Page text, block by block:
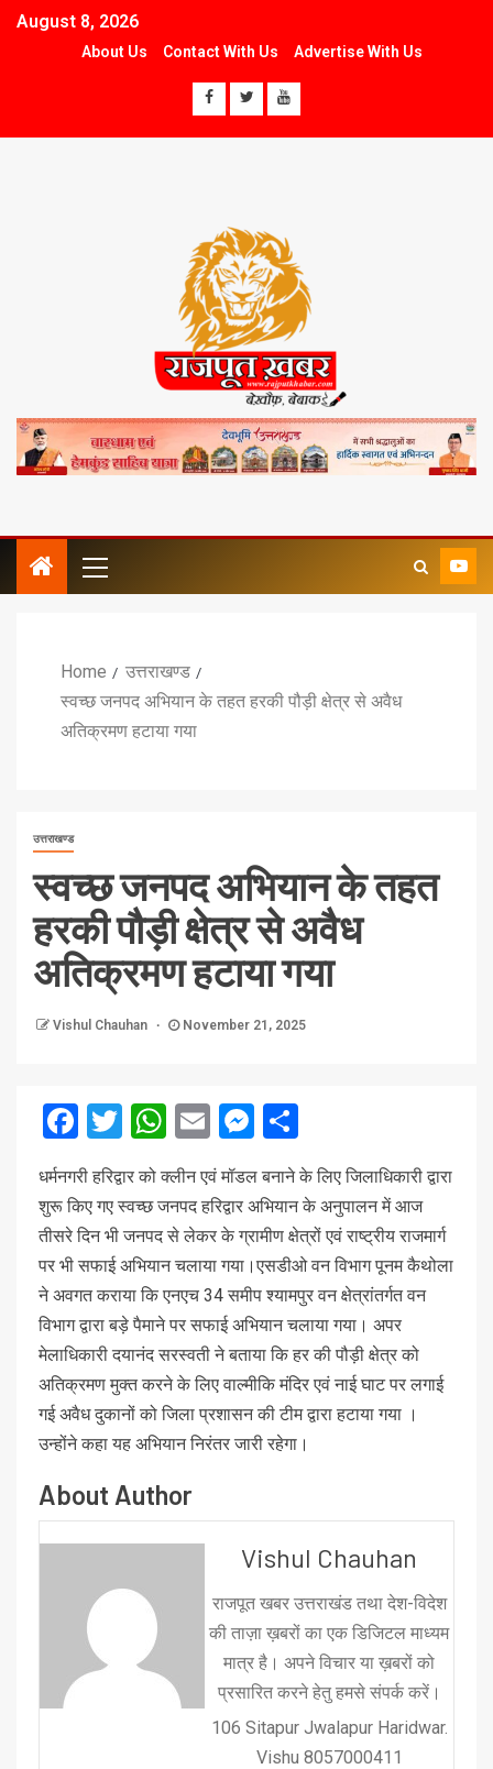
August 8, 2026
About Us Contact With Us Advertise With Us
Home
उत्तराखण्ड
स्वच्छ जनपद अभियान के तहत हरकी पौड़ी क्षेत्र से अवैध
अतिक्रमण हटाया गया
उत्तराखण्ड
स्वच्छ जनपद अभियान के तहत
हरकी पौड़ी क्षेत्र से अवैध
अतिक्रमण हटाया गया
Vishul Chauhan November 21, 2025
Facebook
Twitter
WhatsApp
EmailMessenger
धर्मनगरी हरिद्वार को क्लीन एवं मॉडल बनाने के लिए जिलाधिकारी द्वारा
शुरू किए गए स्वच्छ जनपद हरिद्वार अभियान के अनुपालन में आज
तीसरे दिन भी जनपद से लेकर के ग्रामीण क्षेत्रों एवं राष्ट्रीय राजमार्ग
पर भी सफाई अभियान चलाया गया।एसडीओ वन विभाग पूनम कैथोला
ने अवगत कराया कि एनएच 34 समीप श्यामपुर वन क्षेत्रांतर्गत वन
विभाग द्वारा बड़े पैमाने पर सफाई अभियान चलाया गया। अपर
मेलाधिकारी दयानंद सरस्वती ने बताया कि हर की पौड़ी क्षेत्र को
अतिक्रमण मुक्त करने के लिए वाल्मीकि मंदिर एवं नाई घाट पर लगाई
गई अवैध दुकानों को जिला प्रशासन की टीम द्वारा हटाया गया ।
उन्होंने कहा यह अभियान निरंतर जारी रहेगा।
About Author
Vishul Chauhan
राजपूत खबर उत्तराखंड तथा देश-विदेश
की ताज़ा ख़बरों का एक डिजिटल माध्यम
मात्र है। अपने विचार या ख़बरों को
प्रसारित करने हेतु हमसे संपर्क करें।
106 Sitapur Jwalapur Haridwar.
Vishu 8057000411